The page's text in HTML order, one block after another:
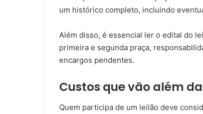
um histórico completo, incluindo
Além disso, é essencial ler o edital do
primeira e segunda praça,
encargos pendentes.
Custos que vão além
Quem participa de um leilão deve